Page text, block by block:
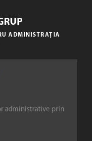
administrative prin
ADMINISTRAȚIA